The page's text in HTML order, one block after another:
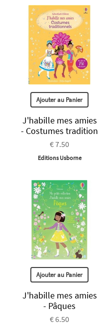
Ajouter au Panier
J'habille mes amies
- Costumes tradition
€ 7.50
Editions Usborne
Ajouter au Panier
J'habille mes amies
- Pâques
€ 6.50